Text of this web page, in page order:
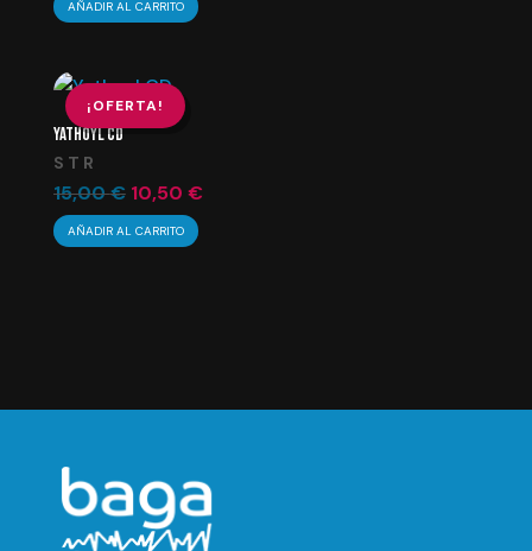
AÑADIR AL CARRITO
¡OFERTA!
YATHOYL CD
S T R
15,00€ El
precio
original
10,50 €El
AÑADIR AL CARRITO